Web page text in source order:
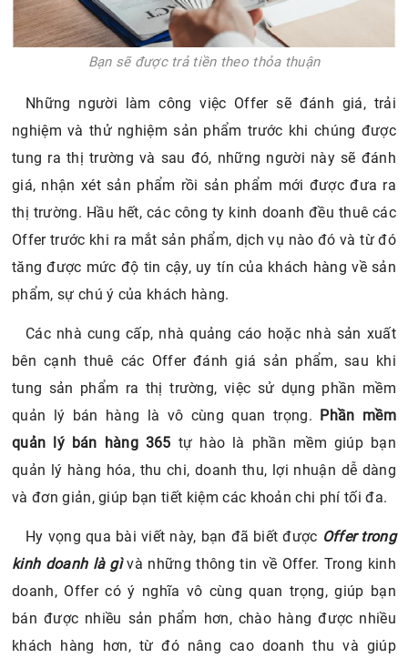
Bạn sẽ được trả tiền theo thỏa thuận
Những người làm công việc Offer sẽ đánh giá, trải
nghiệm và thử nghiệm sản phẩm trước khi chúng được
tung ra thị trường và sau đó, những người này sẽ đánh
giá, nhận xét sản phẩm rồi sản phẩm mới được đưa ra
thị trường. Hầu hết, các công ty kinh doanh đều thuê các
Offer trước khi ra mắt sản phẩm, dịch vụ nào đó và từ đó
tăng được mức độ tin cậy, uy tín của khách hàng về sản
phẩm, sự chú ý của khách hàng.
Các nhà cung cấp, nhà quảng cáo hoặc nhà sản xuất
bên cạnh thuê các Offer đánh giá sản phẩm, sau khi
tung sản phẩm ra thị trường, việc sử dụng phần mềm
quản lý bán hàng là vô cùng quan trọng. Phần mềm
quản lý bán hàng 365 tự hào là phần mềm giúp bạn
quản lý hàng hóa, thu chi, doanh thu, lợi nhuận dễ dàng
và đơn giản, giúp bạn tiết kiệm các khoản chi phí tối đa.
Hy vọng qua bài viết này, bạn đã biết được Offer trong
kinh doanh là gìvà những thông tin về Offer. Trong kinh
doanh, Offer có ý nghĩa vô cùng quan trọng, giúp bạn
bán được nhiều sản phẩm hơn, chào hàng được nhiều
khách hàng hơn, từ đó nâng cao doanh thu và giúp